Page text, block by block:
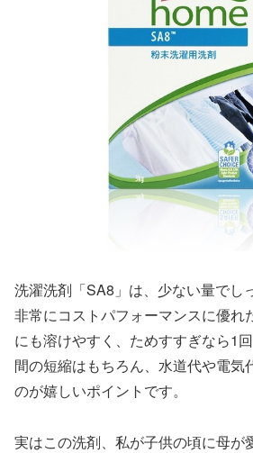
洗濯洗剤「SA8」は、少ない量でし
非常にコストパフォーマンスに優れ
にも溶けやすく、ためすすぎなら1
間の短縮はもちろん、水道代や電気
のが嬉しいポイントです。
実はこの洗剤、私が子供の頃に母が